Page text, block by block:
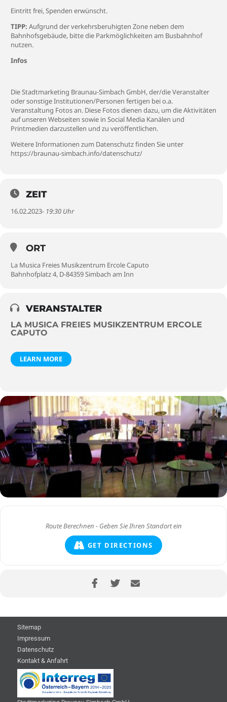
Eintritt frei, Spenden erwünscht.
TIPP: Aufgrund der verkehrsberuhigten Zone neben dem
Bahnhofsgebäude, bitte die Parkmöglichkeiten am Busbahnhof
nutzen.
Infos
Die Stadtmarketing Braunau-Simbach GmbH, der/die Veranstalter
oder sonstige Institutionen/Personen fertigen bei o.a.
Veranstaltung Fotos an. Diese Fotos dienen dazu, um die Aktivitäten
auf unseren Webseiten sowie in Social Media Kanälen und
Printmedien darzustellen und zu veröffentlichen.
Weitere Informationen zum Datenschutz finden Sie unter
https://braunau-simbach.info/datenschutz/
ZEIT
16.02.2023- 19:30 Uhr
ORT
La Musica Freies Musikzentrum Ercole Caputo
Bahnhofplatz 4, D-84359 Simbach am Inn
VERANSTALTER
LA MUSICA FREIES MUSIKZENTRUM ERCOLE
CAPUTO
LEARN MORE
GET DIRECTIONS
Sitemap
Impressum
Datenschutz
Kontakt & Anfahrt